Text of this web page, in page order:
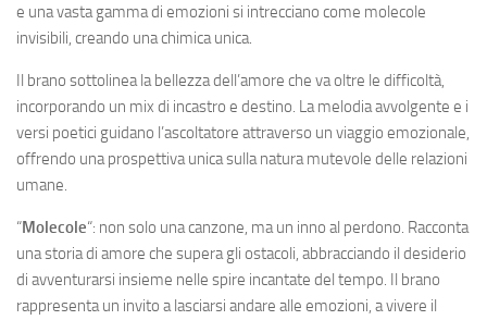
e una vasta gamma di emozioni si intrecciano come molecole
invisibili, creando una chimica unica.
Il brano sottolinea la bellezza dell’amore che va oltre le difficoltà,
incorporando un mix di incastro e destino. La melodia avvolgente e i
versi poetici guidano l’ascoltatore attraverso un viaggio emozionale,
offrendo una prospettiva unica sulla natura mutevole delle relazioni
umane.
“Molecole“: non solo una canzone, ma un inno al perdono. Racconta
una storia di amore che supera gli ostacoli, abbracciando il desiderio
di avventurarsi insieme nelle spire incantate del tempo. Il brano
rappresenta un invito a lasciarsi andare alle emozioni, a vivere il